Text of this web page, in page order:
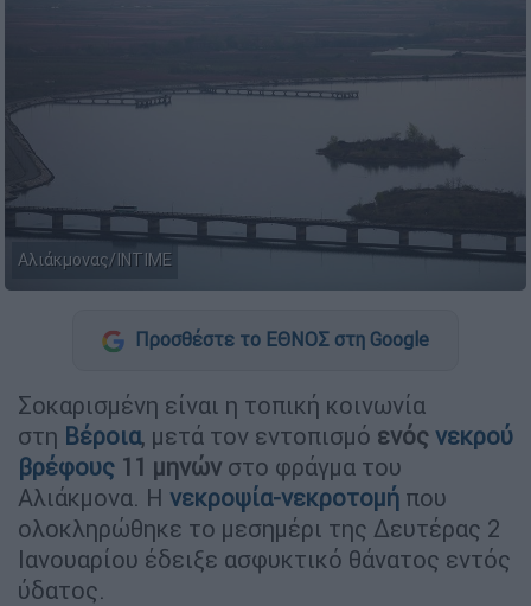
Αλιάκμονας/INTIME
Προσθέστε το ΕΘΝΟΣ στη Google
Σοκαρισμένη είναι η τοπική κοινωνία
στη Βέροια, μετά τον εντοπισμό ενός νεκρού
βρέφους 11 μηνών στο φράγμα του
Αλιάκμονα. Η νεκροψία-νεκροτομή που
ολοκληρώθηκε το μεσημέρι της Δευτέρας 2
Ιανουαρίου έδειξε ασφυκτικό θάνατος εντός
ύδατος.